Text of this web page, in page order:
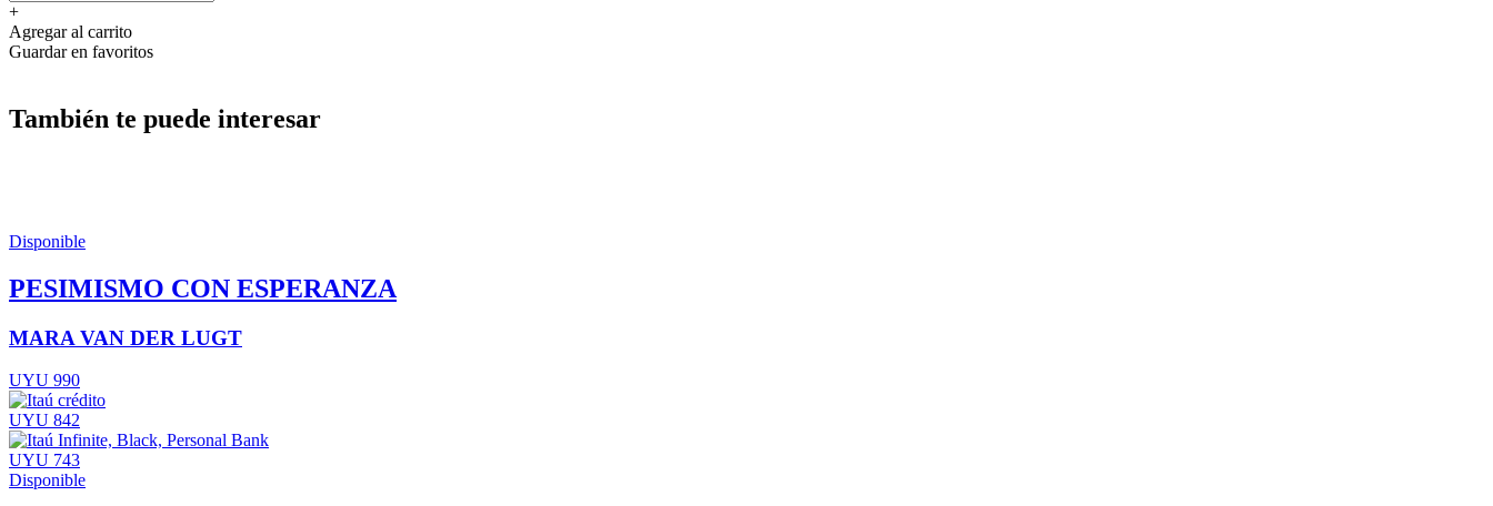
+
Agregar al carrito
Guardar en favoritos
También te puede interesar
Disponible
PESIMISMO CON ESPERANZA
MARA VAN DER LUGT
UYU 990
UYU 842
UYU 743
Disponible